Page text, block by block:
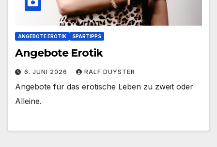
ANGEBOTE EROTIK SPARTIPPS
Angebote Erotik
6. JUNI 2026 RALF DUYSTER
Angebote für das erotische Leben zu zweit oder
Alleine.